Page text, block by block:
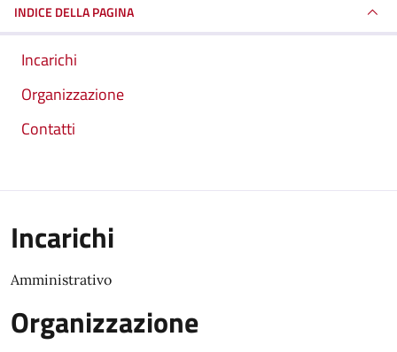
INDICE DELLA PAGINA
Incarichi
Organizzazione
Contatti
Incarichi
Amministrativo
Organizzazione